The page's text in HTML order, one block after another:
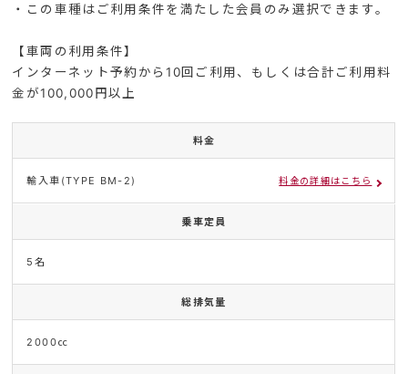
・この車種はご利用条件を満たした会員のみ選択できます。
【車両の利用条件】
インターネット予約から10回ご利用、もしくは合計ご利用料
金が100,000円以上
料金
輸入車(TYPE BM-2) 料金の詳細はこちら
乗車定員
5名
総排気量
2000㏄